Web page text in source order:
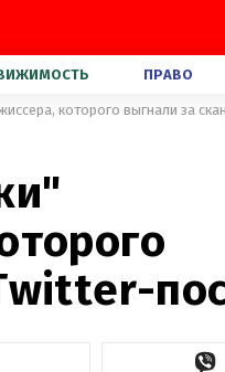
ПРАВО